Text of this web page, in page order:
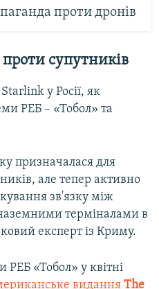
проти дронів
супутників
у Росії, як
РЕБ – «Тобол» та
призначалася для
але тепер активно
зв'язку між
терміналами в
експерт із Криму.
РЕБ «Тобол» у квітні
видання Тhe